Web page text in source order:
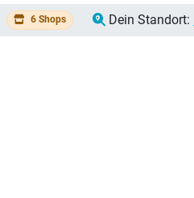
6 Shops Dein Standort: